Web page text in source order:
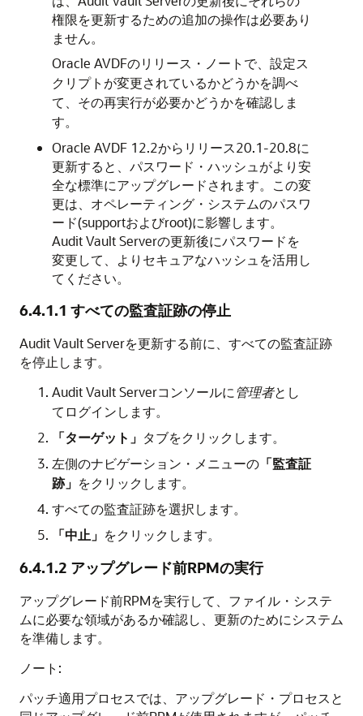
権限を更新するための追加の操作は必要あり
ません。
Oracle AVDFのリリース・ノートで、設定ス
クリプトが変更されているかどうかを調べ
て、その再実行が必要かどうかを確認しま
す。
Oracle AVDF 12.2からリリース20.1-20.8に
更新すると、パスワード・ハッシュがより安
全な標準にアップグレードされます。この変
更は、オペレーティング・システムのパスワ
ード(supportおよびroot)に影響します。
Audit Vault Serverの更新後にパスワードを
変更して、よりセキュアなハッシュを活用し
てください。
6.4.1.1 すべての監査証跡の停止
Audit Vault Serverを更新する前に、すべての監査証跡
を停止します。
Audit Vault Serverコンソールに管理者とし
てログインします。
「ターゲット」 タブをクリックします。
左側のナビゲーション・メニューの 「監査証
跡」 をクリックします。
すべての監査証跡を選択します。
「中止」 をクリックします。
6.4.1.2 アップグレード前RPMの実行
アップグレード前RPMを実行して、ファイル・システ
ムに必要な領域があるか確認し、更新のためにシステム
を準備します。
ノート:
パッチ適用プロセスでは、アップグレード・プロセスと